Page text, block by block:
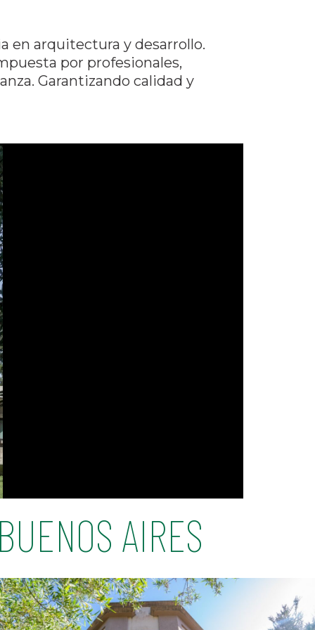
en arquitectura y desarrollo.
por profesionales,
Garantizando calidad y
AIRES